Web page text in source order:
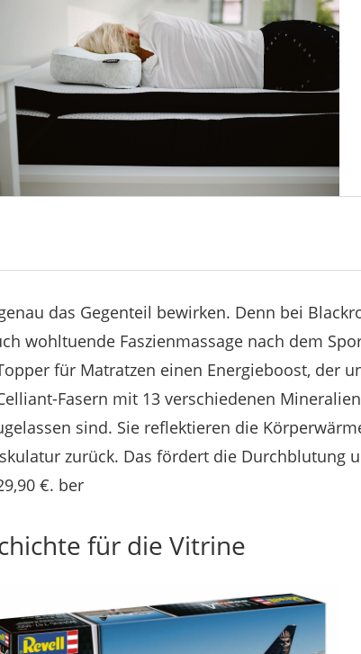
das Gegenteil bewirken. Denn bei
wohltuende Faszienmassage nach dem
für Matratzen einen Energieboost, der
Fasern mit 13 verschiedenen
sind. Sie reflektieren die
zurück. Das fördert die Durchblutung
€. ber
für die Vitrine